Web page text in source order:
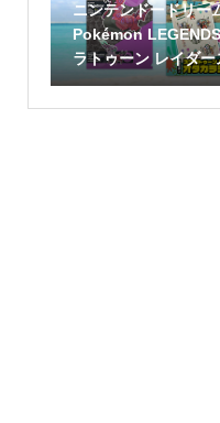
ニンテンドードリー
Pokémon
ラトゥーン レイダ